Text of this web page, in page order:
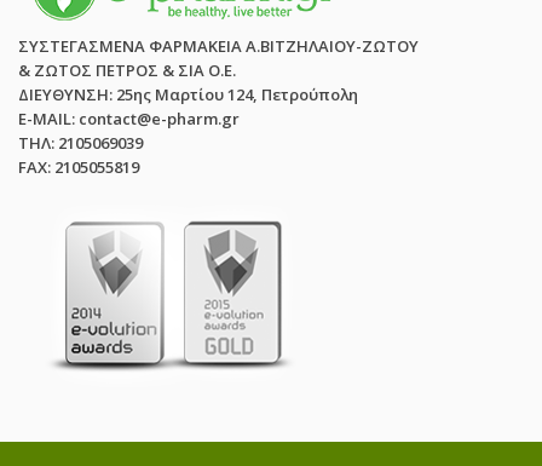
ΣΥΣΤΕΓΑΣΜΕΝΑ ΦΑΡΜΑΚΕΙΑ Α.ΒΙΤΖΗΛΑΙΟΥ-ΖΩΤΟΥ
& ΖΩΤΟΣ ΠΕΤΡΟΣ & ΣΙΑ Ο.Ε.
ΔΙΕΥΘΥΝΣΗ: 25ης Μαρτίου 124, Πετρούπολη
E-MAIL: contact@e-pharm.gr
ΤΗΛ: 2105069039
FAX: 2105055819